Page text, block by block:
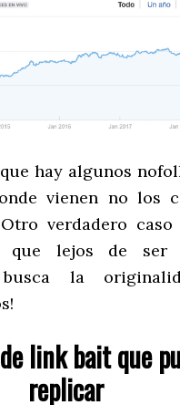
hay algunos
vienen no los
Otro verdadero
lejos de ser
busca la
link bait que
replicar